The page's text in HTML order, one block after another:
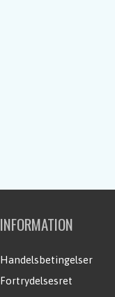
INFORMATION
Handelsbetingelser
Fortrydelsesret